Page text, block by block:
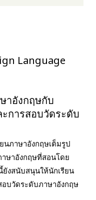
Language
าอังกฤษกับ
การสอบวัดระดับ
นภาษาอังกฤษเต็มรูป
ษาอังกฤษที่สอนโดย
ยังสนับสนุนให้นักเรียน
อบวัดระดับภาษาอังกฤษ